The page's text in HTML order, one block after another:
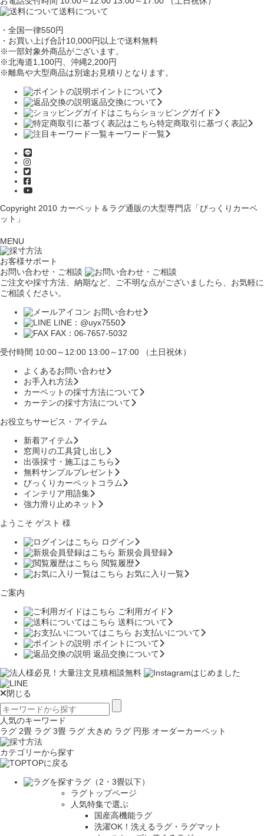
送料について
・全国一律550円
・お買い上げ合計10,000円 以上で送料無料
※一部対象外商品がございます。
※北海道1,100円、沖縄2,200円
※離島や大型商品は別途お見積りとなります。
ポイントについて
返品交換について
ショッピングガイド
特定商取引に基づく表記
キーワード一覧
Copyright 2010 カーペット＆ラグ通販の大型専門店「びっくりカーペ
ット」
MENU
お客様サポート
お問い合わせ・ご相談
ご注文や採寸方法、納期など、ご不明な点がございましたら、お気軽に
ご相談ください。
お問い合わせ
LINE：@uyx7550
FAX：06-7657-5032
受付時間 10:00～12:00 13:00～17:00 （土日祝休）
よくあるお問い合わせ
お手入れ方法
カーペットの採寸方法について
カーテンの採寸方法について
お役立ちサービス・アイテム
新着アイテム
窓周りの工具貸し出し
出張採寸・施工はこちら
無料サンプルプレゼント
びっくりカーペットコラム
インテリア用語集
強力滑り止めネット
ようこそ ゲスト 様
ログイン
新規会員登録
閲覧履歴
お気に入り一覧
ご案内
ご利用ガイド
送料について
お支払いについて
ポイントについて
返品交換について
閉じる
人気のキーワード
ラグ 2畳 ラグ 3畳 ラグ 大きめ ラグ 円形 オーダーカーペット
カテゴリーから探す
TOPに戻る
ラグ（2・3畳以下）
ラグトップページ
人気特集で選ぶ
国産高機能ラグ
洗濯OK！洗えるラグ・ラグマット